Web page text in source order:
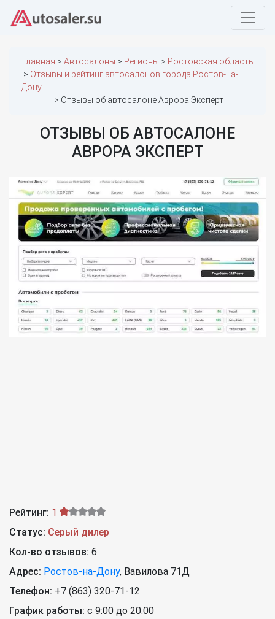
Главная Автосалоны Регионы
Ростовская область
Отзывы и рейтинг автосалонов города Ростов-на-
Дону
Отзывы об автосалоне Аврора Эксперт
ОТЗЫВЫ ОБ АВТОСАЛОНЕ
АВРОРА ЭКСПЕРТ
Рейтинг: 1
Статус: Серый дилер
Кол-во отзывов: 6
Адрес: Ростов-на-Дону, Вавилова 71Д
Телефон: +7 (863) 320-71-12
График работы: с 9:00 до 20:00